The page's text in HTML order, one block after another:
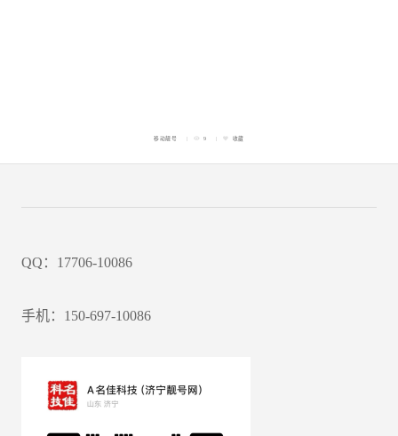
移动靓号 9 收藏
QQ：17706-10086
手机：150-697-10086